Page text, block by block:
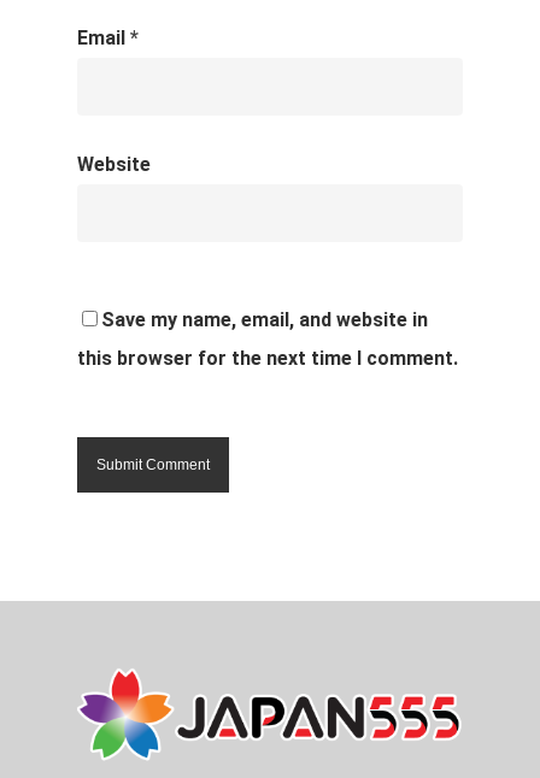
Email *
Website
Save my name, email, and website in
this browser for the next time I comment.